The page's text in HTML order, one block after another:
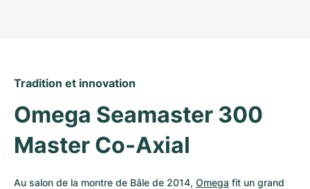
Tradition et innovation
Omega Seamaster 300
Master Co-Axial
Au salon de la montre de Bâle de 2014, Omega fit un grand